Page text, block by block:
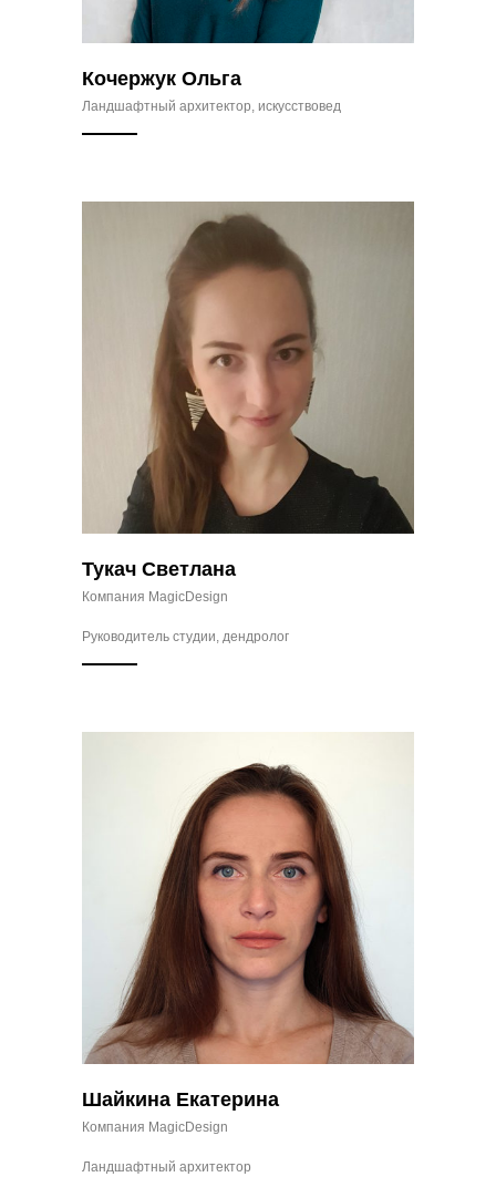
Кочержук Ольга
Ландшафтный архитектор, искусствовед
Тукач Светлана
Компания MagicDesign
Руководитель студии, дендролог
Шайкина Екатерина
Компания MagicDesign
Ландшафтный архитектор